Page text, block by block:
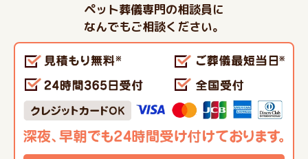
ペット葬儀専門の相談員に
なんでもご相談ください。